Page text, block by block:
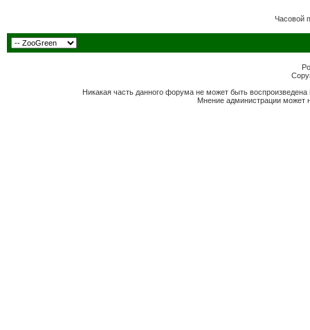
Часовой
Никакая часть данного форума не может быть
Мнение администрации может